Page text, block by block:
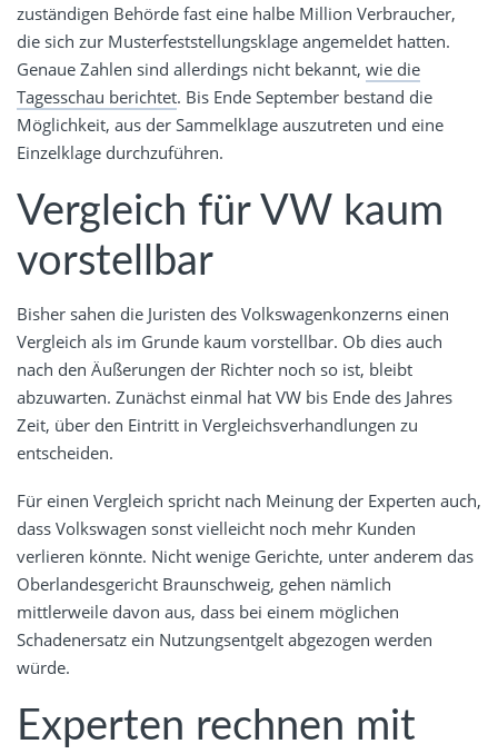
zuständigen Behörde fast eine halbe Million Verbraucher,
die sich zur Musterfeststellungsklage angemeldet hatten.
Genaue Zahlen sind allerdings nicht bekannt, wie die
Tagesschau berichtet. Bis Ende September bestand die
Möglichkeit, aus der Sammelklage auszutreten und eine
Einzelklage durchzuführen.
Vergleich für VW kaum
vorstellbar
Bisher sahen die Juristen des Volkswagenkonzerns einen
Vergleich als im Grunde kaum vorstellbar. Ob dies auch
nach den Äußerungen der Richter noch so ist, bleibt
abzuwarten. Zunächst einmal hat VW bis Ende des Jahres
Zeit, über den Eintritt in Vergleichsverhandlungen zu
entscheiden.
Für einen Vergleich spricht nach Meinung der Experten auch,
dass Volkswagen sonst vielleicht noch mehr Kunden
verlieren könnte. Nicht wenige Gerichte, unter anderem das
Oberlandesgericht Braunschweig, gehen nämlich
mittlerweile davon aus, dass bei einem möglichen
Schadenersatz ein Nutzungsentgelt abgezogen werden
würde.
Experten rechnen mit